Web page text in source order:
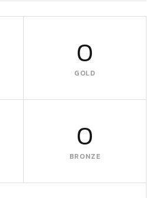
0
GOLD
0
BRONZE